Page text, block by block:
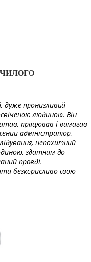
дуже пронизливий
людиною. Він
працював і вимагав
адміністратор,
непохитний
здатним до
правді.
безкорисливо свою